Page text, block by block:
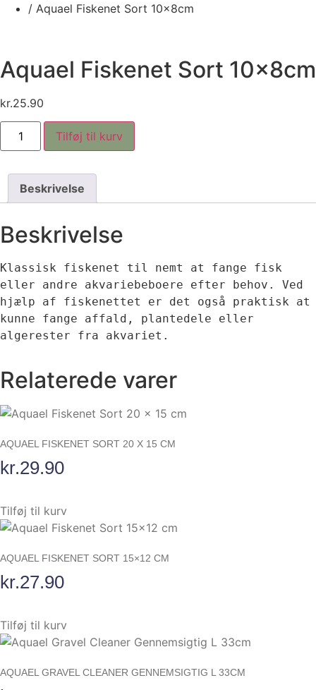
/ Aquael Fiskenet Sort 10x8cm
Aquael Fiskenet Sort 10x8cm
kr.25.90
Aquael
Fiskenet
Sort
antal
Tilføj til kurv
Beskrivelse
Beskrivelse
Klassisk fiskenet til nemt at fange fisk
eller andre akvariebeboere efter behov. Ved
hjælp af fiskenettet er det også praktisk at
kunne fange affald, plantedele eller
algerester fra akvariet.
Relaterede varer
AQUAEL FISKENET SORT 20 X 15 CM
kr.29.90
Tilføj til kurv
AQUAEL FISKENET SORT 15×12 CM
kr.27.90
Tilføj til kurv
AQUAEL GRAVEL CLEANER GENNEMSIGTIG L 33CM